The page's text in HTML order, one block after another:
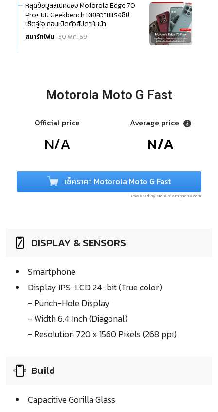
หลุดข้อมูลสเปคของ Motorola Edge 70
Pro+ บน Geekbench เผยความแรงชิป
เซ็ตคู่ใจ ก่อนเปิดตัวสัปดาห์หน้า
สมาร์ทโฟน | 30 พ.ค. 69
Motorola Moto G Fast
Official price
N/A
Average price
N/A
เช็คราคา Motorola Moto G Fast
Powered by store.siamphone.com
DISPLAY & SENSORS
Smartphone
Display IPS-LCD 24-bit (True color)
- Punch-Hole Display
- Width 6.4 Inch (Diagonal)
- Resolution 720 x 1560 Pixels (268 ppi)
Build
Capacitive Gorilla Glass